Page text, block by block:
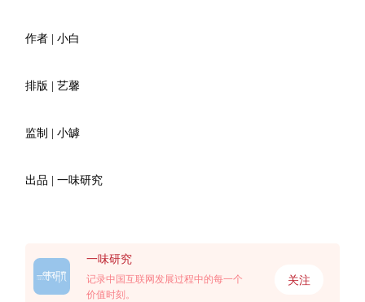
作者 | 小白
排版 | 艺馨
监制 | 小罅
出品 | 一味研究
一味研究
记录中国互联网发展过程中的每一个
价值时刻。
关注